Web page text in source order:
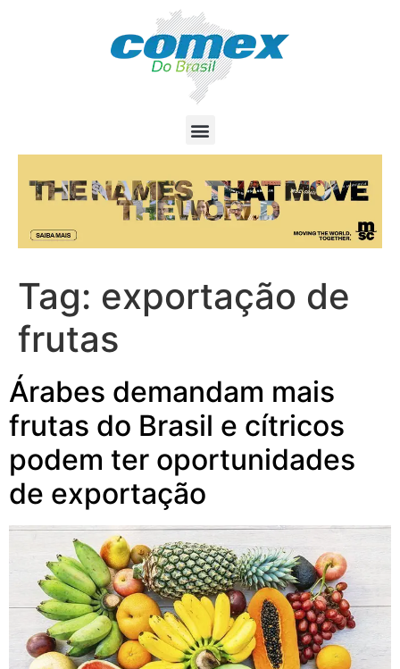
Tag: exportação de
frutas
Árabes demandam mais
frutas do Brasil e cítricos
podem ter oportunidades
de exportação